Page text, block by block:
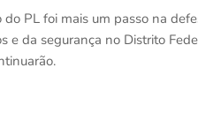
PL foi mais um passo na
e da segurança no Distrito